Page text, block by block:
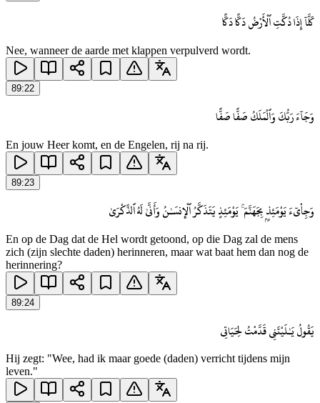
كَلَّآ إِذَا دُكَّتِ ٱلْأَرْضُ دَكًّا دَكًّا
Nee, wanneer de aarde met klappen verpulverd wordt.
89:22
وَجَآءَ رَبُّكَ وَٱلْمَلَكُ صَفًّا صَفًّا
En jouw Heer komt, en de Engelen, rij na rij.
89:23
وَجِا۟ىٓءَ يَوْمَئِذٍۭ بِجَهَنَّمَ ۚ يَوْمَئِذٍ يَتَذَكَّرُ ٱلْإِنسَـٰنُ وَأَنَّىٰ لَهُ ٱلذِّكْرَىٰ
En op de Dag dat de Hel wordt getoond, op die Dag zal de mens
zich (zijn slechte daden) herinneren, maar wat baat hem dan nog de
herinnering?
89:24
يَقُولُ يَـٰلَيْتَنِى قَدَّمْتُ لِحَيَاتِى
Hij zegt: "Wee, had ik maar goede (daden) verricht tijdens mijn
leven."